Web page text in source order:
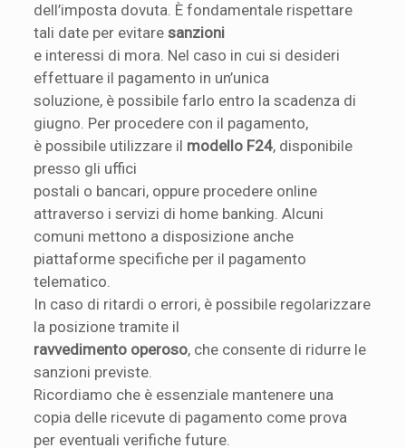
dell’imposta dovuta. È fondamentale rispettare
tali date per evitaresanzioni
e interessi di mora. Nel caso in cui si desideri
effettuare il pagamento in un’unica
soluzione, è possibile farlo entro la scadenza di
giugno. Per procedere con il pagamento,
è possibile utilizzare il modello F24, disponibile
presso gli uffici
postali o bancari, oppure procedere online
attraverso i servizi di home banking. Alcuni
comuni mettono a disposizione anche
piattaforme specifiche per il pagamento
telematico.
In caso di ritardi o errori, è possibile regolarizzare
la posizione tramite il
ravvedimento operoso, che consente di ridurre le
sanzioni previste.
Ricordiamo che è essenziale mantenere una
copia delle ricevute di pagamento come prova
per eventuali verifiche future.